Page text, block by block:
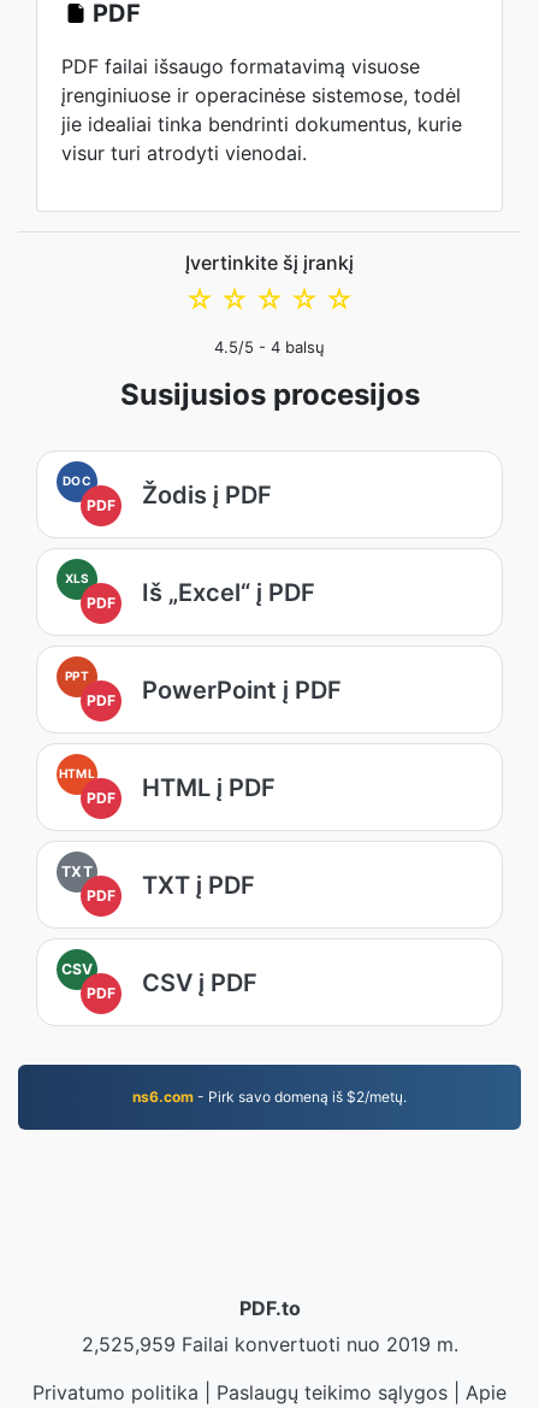
PDF
PDF failai išsaugo formatavimą visuose
įrenginiuose ir operacinėse sistemose, todėl
jie idealiai tinka bendrinti dokumentus, kurie
visur turi atrodyti vienodai.
Įvertinkite šį įrankį
☆
☆
☆
☆
☆
4.5/5 - 4 balsų
Susijusios procesijos
DOC
PDF Žodis į PDF
XLS
PDF Iš „Excel“ į PDF
PPT
PDF PowerPoint į PDF
HTML
PDF HTML į PDF
TXT
PDF
TXT į PDF
CSV
PDF
CSV į PDF
ns6.com - Pirk savo domeną iš $2/metų.
PDF.to
2,525,959 Failai konvertuoti nuo 2019 m.
Privatumo politika
Paslaugų teikimo sąlygos Apie